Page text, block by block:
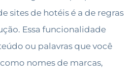
sites de hotéis é a de regras
Essa funcionalidade
ou palavras que você
nomes de marcas,